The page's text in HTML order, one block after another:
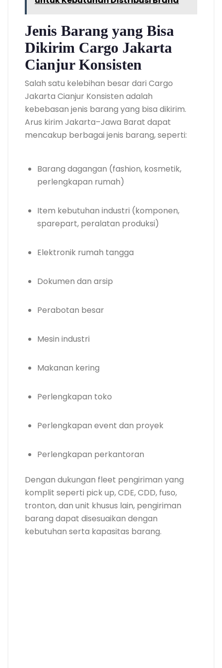
Jenis Barang yang Bisa
Dikirim Cargo Jakarta
Cianjur Konsisten
Salah satu kelebihan besar dari Cargo
Jakarta Cianjur Konsisten adalah
kebebasan jenis barang yang bisa dikirim.
Arus kirim Jakarta–Jawa Barat dapat
mencakup berbagai jenis barang, seperti:
Barang dagangan (fashion, kosmetik,
perlengkapan rumah)
Item kebutuhan industri (komponen,
sparepart, peralatan produksi)
Elektronik rumah tangga
Dokumen dan arsip
Perabotan besar
Mesin industri
Makanan kering
Perlengkapan toko
Perlengkapan event dan proyek
Perlengkapan perkantoran
Dengan dukungan fleet pengiriman yang
komplit seperti pick up, CDE, CDD, fuso,
tronton, dan unit khusus lain, pengiriman
barang dapat disesuaikan dengan
kebutuhan serta kapasitas barang.